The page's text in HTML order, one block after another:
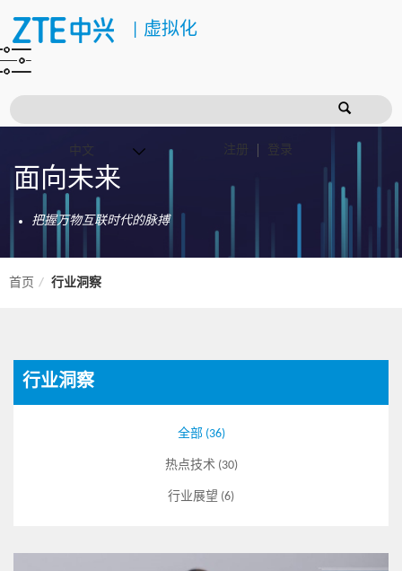
虚拟化
注册 登录
面向未来
把握万物互联时代的脉搏
首页 行业洞察
行业洞察
全部 (36)
热点技术 (30)
行业展望 (6)